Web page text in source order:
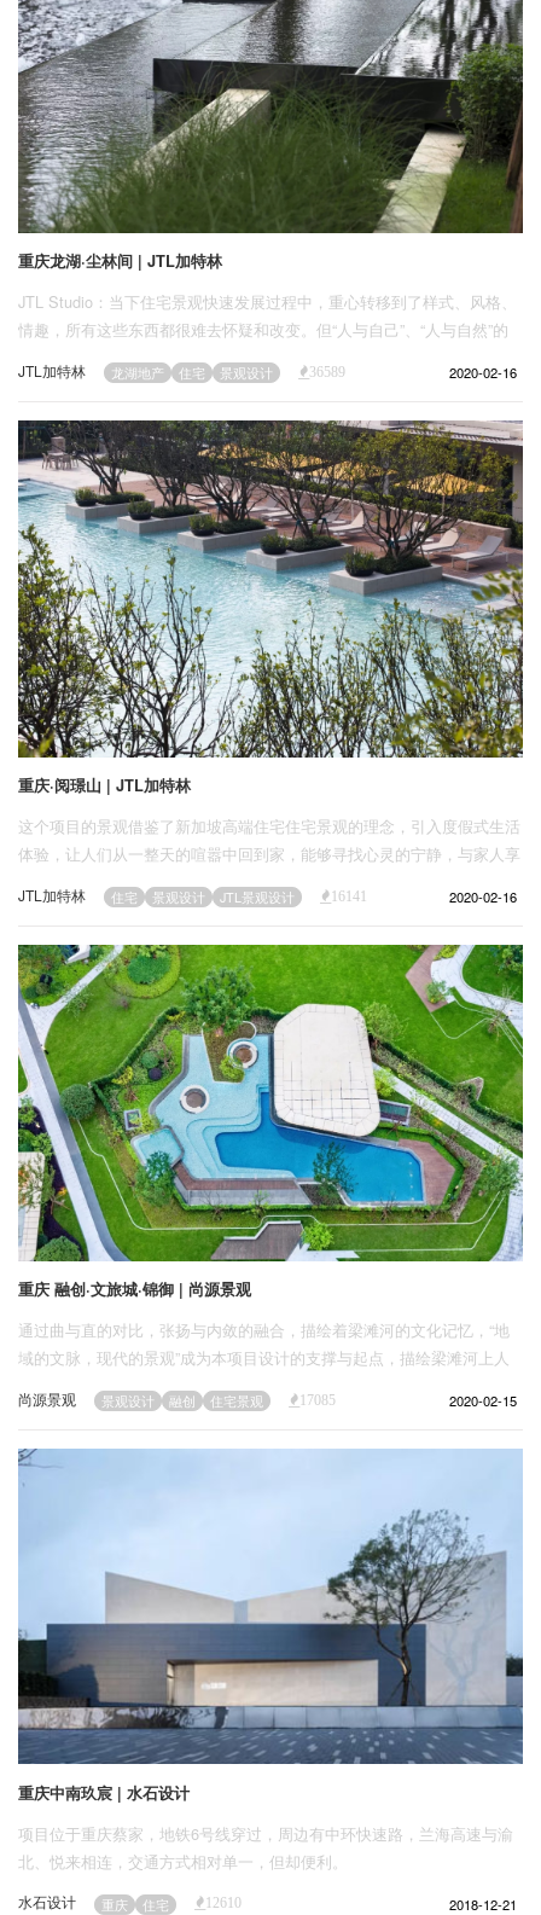
重庆龙湖·尘林间 | JTL加特林
JTL Studio：当下住宅景观快速发展过程中，重心转移到了样式、风格、
情趣，所有这些东西都很难去怀疑和改变。但“人与自己”、“人与自然”的
关系这种本质的问题反而被忽视。景观回归真实，正是JTL studio 努力尝
试的方向。“尘林间”是我们对住宅景观的一次全新尝试，像是伟大戏剧中
JTL加特林 龙湖地产 住宅 景观设计 36589 2020-02-16
重庆·阅璟山 | JTL加特林
这个项目的景观借鉴了新加坡高端住宅住宅景观的理念，引入度假式生活
体验，让人们从一整天的喧嚣中回到家，能够寻找心灵的宁静，与家人享
受度假般的舒适。
JTL加特林 住宅 景观设计 JTL景观设计 16141 2020-02-16
重庆 融创·文旅城·锦御 | 尚源景观
通过曲与直的对比，张扬与内敛的融合，描绘着梁滩河的文化记忆，“地
域的文脉，现代的景观”成为本项目设计的支撑与起点，描绘梁滩河上人
们寻梦路上，初见，归港，入梦的历程；迸发着飞雪般气势蓬勃的梦想。
尚源景观 景观设计 融创 住宅景观 17085 2020-02-15
重庆中南玖宸 | 水石设计
项目位于重庆蔡家，地铁6号线穿过，周边有中环快速路，兰海高速与渝
北、悦来相连，交通方式相对单一，但却便利。
水石设计 重庆 住宅 12610 2018-12-21